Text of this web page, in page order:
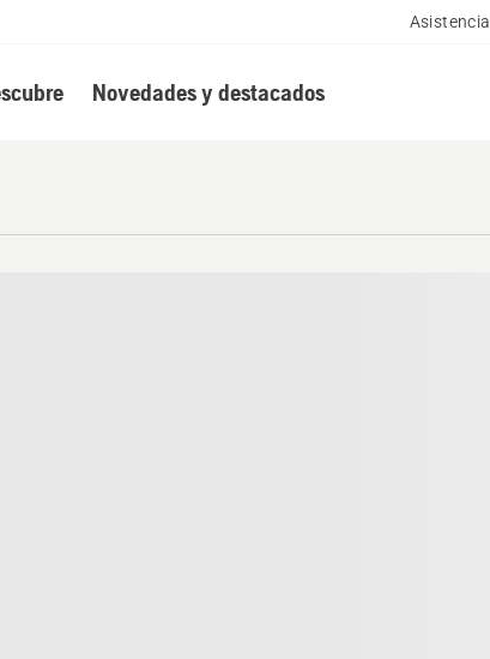
Asistencia
Novedades y destacados